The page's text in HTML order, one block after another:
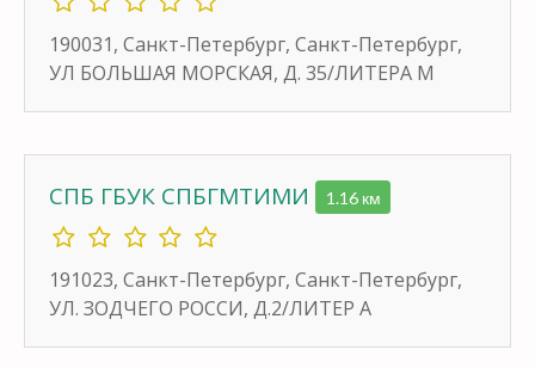
190031, Санкт-Петербург, Санкт-Петербург,
УЛ БОЛЬШАЯ МОРСКАЯ, Д. 35/ЛИТЕРА М
СПБ ГБУК СПБГМТИМИ 1.16 км
191023, Санкт-Петербург, Санкт-Петербург,
УЛ. ЗОДЧЕГО РОССИ, Д.2/ЛИТЕР А